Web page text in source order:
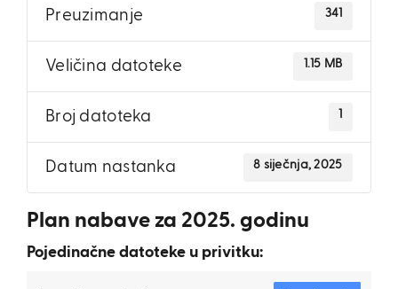
Preuzimanje 341
Veličina datoteke 1.15 MB
Broj datoteka 1
Datum nastanka 8 siječnja, 2025
Plan nabave za 2025. godinu
Pojedinačne datoteke u privitku: